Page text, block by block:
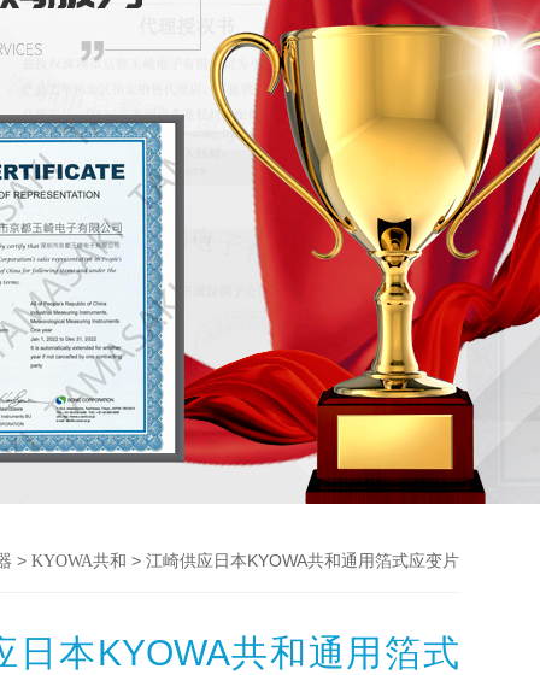
> KYOWA共和 > 江崎供应日本KYOWA共和通用箔式应变片
日本KYOWA共和通用箔式